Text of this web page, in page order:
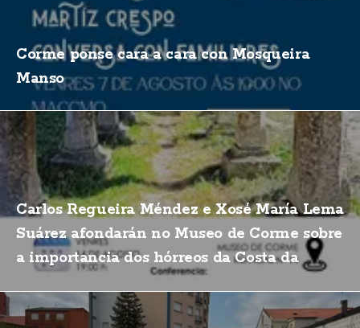
Corme ponse cara a cara con Mosqueira
Manso
Carlos Regueira Méndez e Xosé María Lema
Suárez afondarán no Museo de Corme sobre
a importancia dos hórreos da Costa da